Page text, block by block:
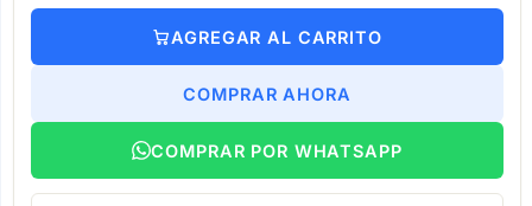
AGREGAR AL CARRITO
COMPRAR AHORA
COMPRAR POR WHATSAPP